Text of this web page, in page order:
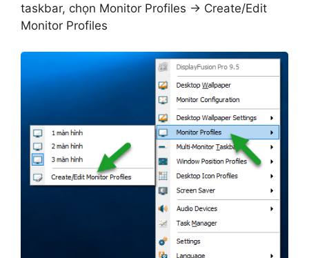
taskbar, chọn Monitor Profiles -> Create/Edit
Monitor Profiles